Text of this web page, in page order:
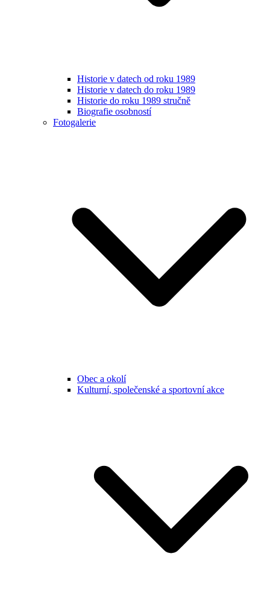
Historie v datech od roku 1989
Historie v datech do roku 1989
Historie do roku 1989 stručně
Biografie osobností
Fotogalerie
Obec a okolí
Kulturní, společenské a sportovní akce